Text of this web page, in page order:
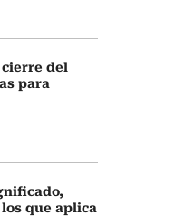
del
para
que aplica